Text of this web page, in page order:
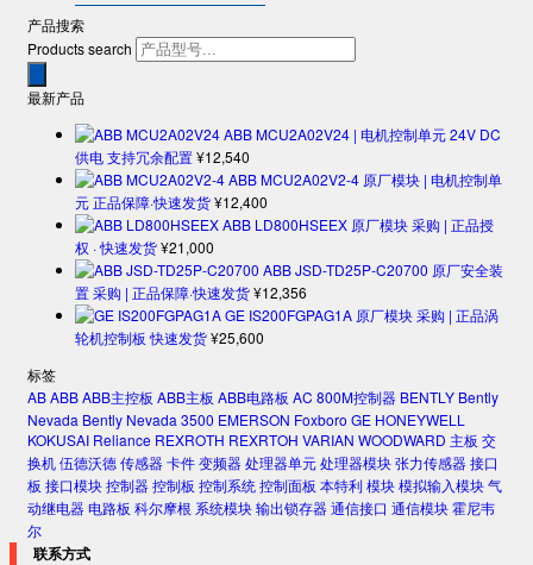
产品搜索
Products search
最新产品
ABB MCU2A02V24 | 电机控制单元 24V DC
供电 支持冗余配置¥12,540
ABB MCU2A02V2-4 原厂模块 | 电机控制单
元 正品保障·快速发货¥12,400
ABB LD800HSEEX 原厂模块 采购 | 正品授
权 · 快速发货¥21,000
ABB JSD-TD25P-C20700 原厂安全装
置 采购 | 正品保障·快速发货¥12,356
GE IS200FGPAG1A 原厂模块 采购 | 正品涡
轮机控制板 快速发货¥25,600
标签
ABABBABB主控板 ABB主板 ABB电路板 AC 800M控制器 BENTLY Bently
Nevada Bently Nevada 3500 EMERSON Foxboro GE HONEYWELL
KOKUSAI Reliance REXROTH REXRTOH VARIAN WOODWARD 主板 交
换机伍德沃德传感器卡件变频器处理器单元处理器模块张力传感器接口
板 接口模块控制器控制板 控制系统控制面板 本特利模块模拟输入模块气
动继电器电路板 科尔摩根 系统模块输出锁存器通信接口 通信模块霍尼韦
尔
联系方式